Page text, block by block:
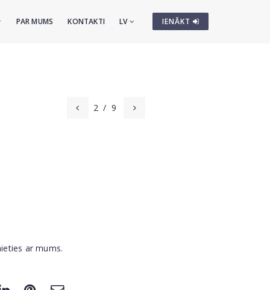
IENĀKT
PAR MUMS KONTAKTI LV
2 / 9
ar mums.